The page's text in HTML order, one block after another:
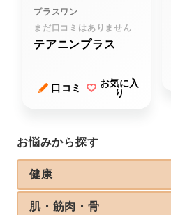
お悩みから探す
健康
肌・筋肉・骨
プラスワン
まだ口コミはありません
テアニンプラス
口コミ
お気に入
り